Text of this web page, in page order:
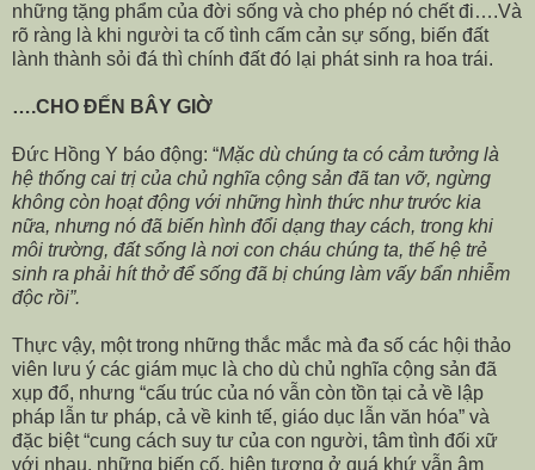
những tặng phẩm của đời sống và cho phép nó chết đi….Và
rõ ràng là khi người ta cố tình cấm cản sự sống, biến đất
lành thành sỏi đá thì chính đất đó lại phát sinh ra hoa trái.
….CHO ĐẾN BÂY GIỜ
Đức Hồng Y báo động: “Mặc dù chúng ta có cảm tưởng là
hệ thống cai trị của chủ nghĩa cộng sản đã tan vỡ, ngừng
không còn hoạt động với những hình thức như trước kia
nữa, nhưng nó đã biến hình đổi dạng thay cách, trong khi
môi trường, đất sống là nơi con cháu chúng ta, thế hệ trẻ
sinh ra phải hít thở để sống đã bị chúng làm vấy bẩn nhiễm
độc rồi”.
Thực vậy, một trong những thắc mắc mà đa số các hội thảo
viên lưu ý các giám mục là cho dù chủ nghĩa cộng sản đã
xụp đổ, nhưng “cấu trúc của nó vẫn còn tồn tại cả về lập
pháp lẫn tư pháp, cả về kinh tế, giáo dục lẫn văn hóa” và
đặc biệt “cung cách suy tư của con người, tâm tình đối xữ
với nhau, những biến cố, hiện tượng ở quá khứ vẫn âm